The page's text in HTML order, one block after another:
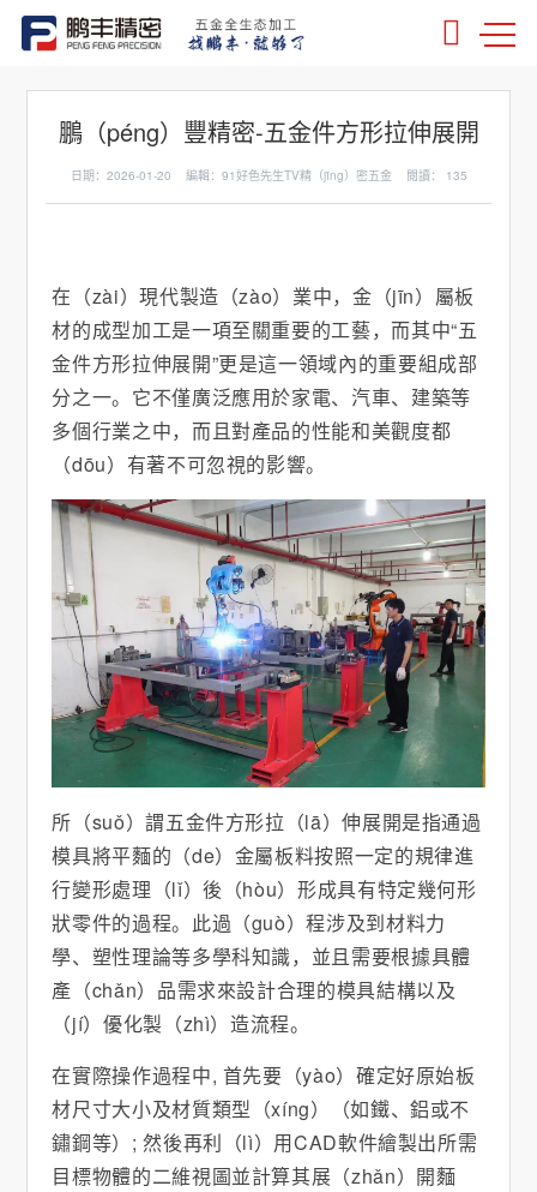
鵬（péng）豐精密-五金件方形拉伸展開
日期：2026-01-20 編輯：91好色先生TV精（jīng）密五金 閱讀： 135
在（zài）現代製造（zào）業中，金（jīn）屬板
材的成型加工是一項至關重要的工藝，而其中“五
金件方形拉伸展開”更是這一領域內的重要組成部
分之一。它不僅廣泛應用於家電、汽車、建築等
多個行業之中，而且對產品的性能和美觀度都
（dōu）有著不可忽視的影響。
所（suǒ）謂五金件方形拉（lā）伸展開是指通過
模具將平麵的（de）金屬板料按照一定的規律進
行變形處理（lǐ）後（hòu）形成具有特定幾何形
狀零件的過程。此過（guò）程涉及到材料力
學、塑性理論等多學科知識，並且需要根據具體
產（chǎn）品需求來設計合理的模具結構以及
（jí）優化製（zhì）造流程。
在實際操作過程中, 首先要（yào）確定好原始板
材尺寸大小及材質類型（xíng）（如鐵、鋁或不
鏽鋼等）; 然後再利（lì）用CAD軟件繪製出所需
目標物體的二維視圖並計算其展（zhǎn）開麵